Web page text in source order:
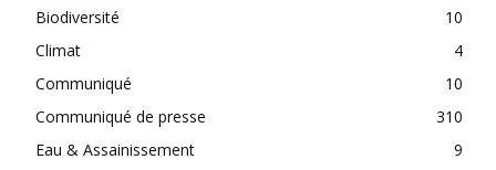
Biodiversité
10
Climat
4
Communiqué
10
Communiqué de presse
310
Eau & Assainissement
9